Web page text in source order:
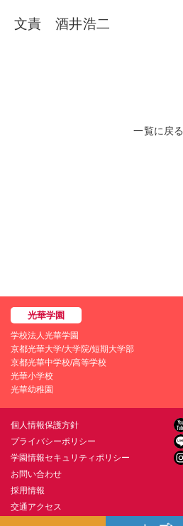
文責 酒井浩二
一覧に戻る
学校法人光華学園
京都光華大学/大学院/短期大学部
京都光華中学校/高等学校
光華小学校
光華幼稚園
個人情報保護方針
プライバシーポリシー
学園情報セキュリティポリシー
お問い合わせ
採用情報
交通アクセス